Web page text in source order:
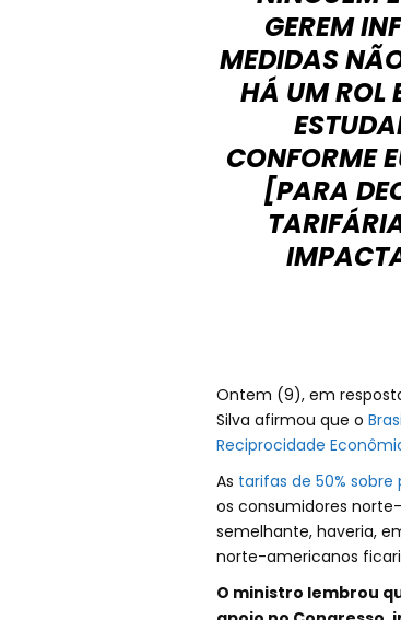
GEREM
MEDIDAS
HÁ UM ROL
CONFORME
[PARA
Ontem (9), em
Silva afirmou que o
Reciprocidade
As tarifas de 50% sobre
os consumidores
semelhante, haveria,
norte-americanos
O ministro lembrou